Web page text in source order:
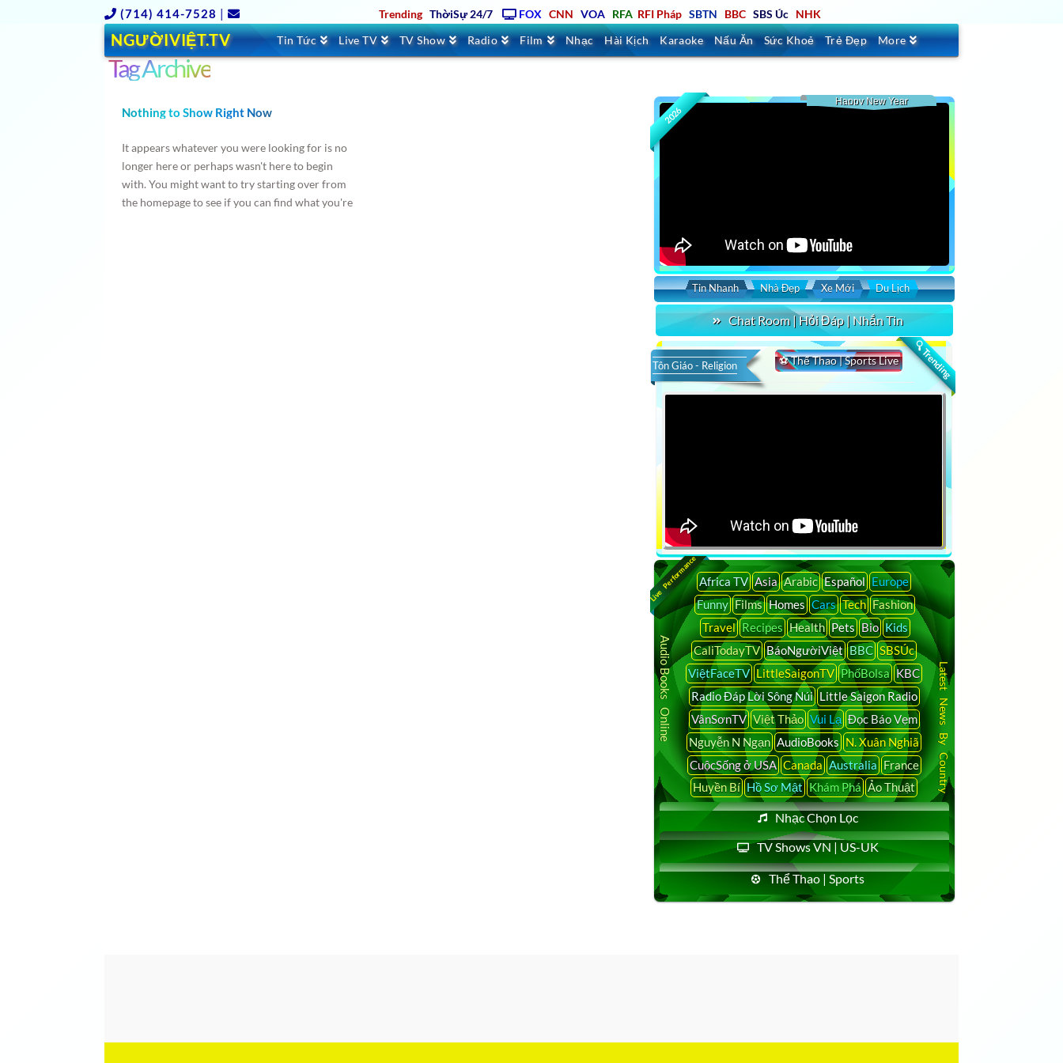
(714) 414-7528 | Trending ThờiSự 24/7 FOX CNN VOA RFA RFI Pháp SBTN BBC SBS Úc NHK
NGƯỜIVIỆT.TV Tin Tức Live TV TV Show Radio Film Nhạc Hài Kịch Karaoke Nấu Ăn Sức Khoẻ Trẻ Đẹp More
Tag Archive
Nothing to Show Right Now
It appears whatever you were looking for is no
longer here or perhaps wasn't here to begin
with. You might want to try starting over from
the homepage to see if you can find what you're
2026
Happy New Year
Tin Nhanh Nhà Đẹp Xe Mới Du Lịch
Chat Room | Hỏi Đáp | Nhắn Tin
🔍 Trending
⚽ Thể Thao | Sports Live
Tôn Giáo - Religion
Live PerformanceAfrica TV Asia Arabic Español Europe
Funny Films Homes Cars Tech Fashion
Travel Recipes Health Pets Bio Kids
CaliTodayTV BáoNgườiViệt BBC SBSÚc
ViệtFaceTV LittleSaigonTV PhốBolsa KBC
Radio Đáp Lời Sông Núi Little Saigon Radio
VânSơnTV Việt Thảo Vui Lạ Đọc Báo Vẹm
Nguyễn N Ngạn AudioBooks N. Xuân Nghiã
CuộcSống ở USA Canada Australia France
Huyền Bí Hồ Sơ Mật Khám Phá Ảo Thuật
Nhạc Chọn Lọc
TV Shows VN | US-UK
Thể Thao | Sports
Audio Books Online Latest News By Country